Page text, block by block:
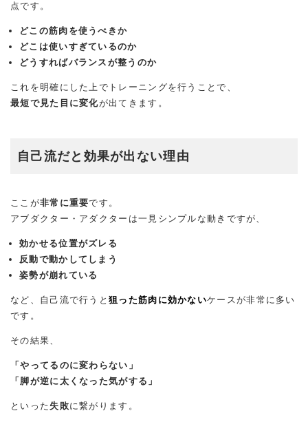
点です。
どこの筋肉を使うべきか
どこは使いすぎているのか
どうすればバランスが整うのか
これを明確にした上でトレーニングを行うことで、
最短で見た目に変化が出てきます。
自己流だと効果が出ない理由
ここが非常に重要です。
アブダクター・アダクターは一見シンプルな動きですが、
効かせる位置がズレる
反動で動かしてしまう
姿勢が崩れている
など、自己流で行うと狙った筋肉に効かないケースが非常に多い
です。
その結果、
「やってるのに変わらない」
「脚が逆に太くなった気がする」
といった失敗に繋がります。